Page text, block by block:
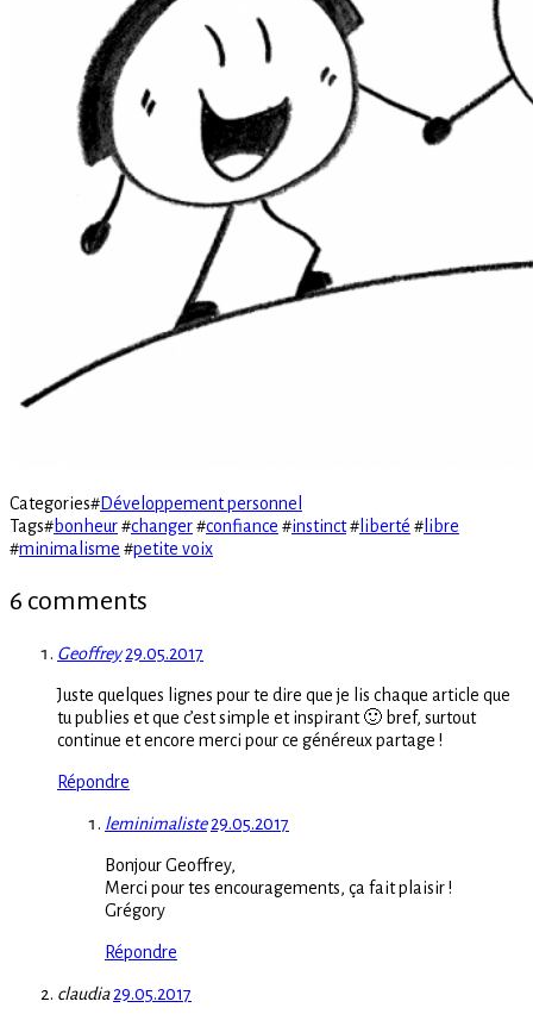
Categories#Développement personnel
Tags#bonheur#changer#confiance #instinct# liberté # libre
#minimalisme #petite voix
6 comments
Geoffrey 29.05.2017
Juste quelques lignes pour te dire que je lis chaque article que
tu publies et que c’est simple et inspirant 🙂 bref, surtout
continue et encore merci pour ce généreux partage !
Répondre
leminimaliste 29.05.2017
Bonjour Geoffrey,
Merci pour tes encouragements, ça fait plaisir !
Grégory
Répondre
claudia 29.05.2017